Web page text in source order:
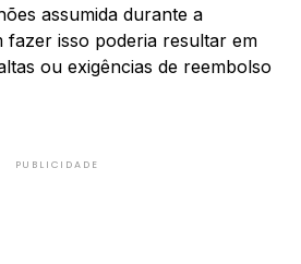
assumida durante a
fazer isso poderia resultar em
ou exigências de reembolso
PUBLICIDADE